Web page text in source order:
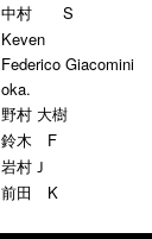
中村 S
Keven
Federico Giacomini
oka.
野村 大樹
鈴木 F
岩村Ｊ
前田 K